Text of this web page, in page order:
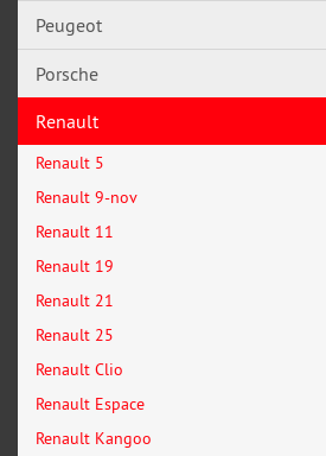
Peugeot
Porsche
Renault
Renault 5
Renault 9-nov
Renault 11
Renault 19
Renault 21
Renault 25
Renault Clio
Renault Espace
Renault Kangoo